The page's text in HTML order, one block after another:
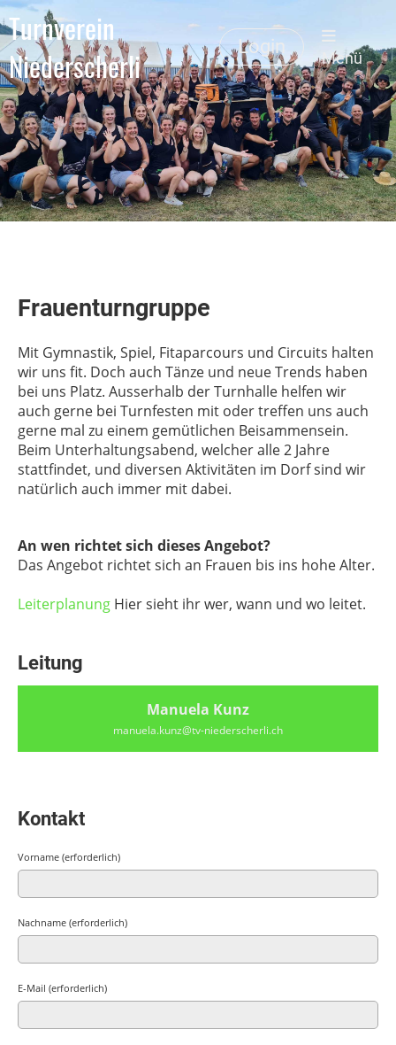
Turnverein
Niederscherli
Login
Menü
Frauenturngruppe
Mit Gymnastik, Spiel, Fitaparcours und Circuits halten
wir uns fit. Doch auch Tänze und neue Trends haben
bei uns Platz. Ausserhalb der Turnhalle helfen wir
auch gerne bei Turnfesten mit oder treffen uns auch
gerne mal zu einem gemütlichen Beisammensein.
Beim Unterhaltungsabend, welcher alle 2 Jahre
stattfindet, und diversen Aktivitäten im Dorf sind wir
natürlich auch immer mit dabei.
An wen richtet sich dieses Angebot?
Das Angebot richtet sich an Frauen bis ins hohe Alter.
Leiterplanung Hier sieht ihr wer, wann und wo leitet.
Leitung
Manuela Kunz
manuela.kunz@tv-niederscherli.ch
Kontakt
Vorname (erforderlich)
Nachname (erforderlich)
E-Mail (erforderlich)